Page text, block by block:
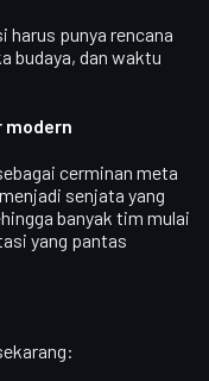
punya rencana
budaya, dan waktu
modern
cerminan meta
senjata yang
banyak tim mulai
yang pantas